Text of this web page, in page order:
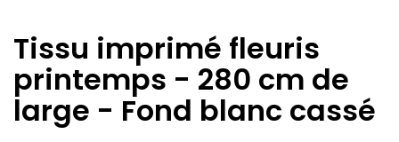
Tissu imprimé fleuris
printemps - 280 cm de
large - Fond blanc cassé